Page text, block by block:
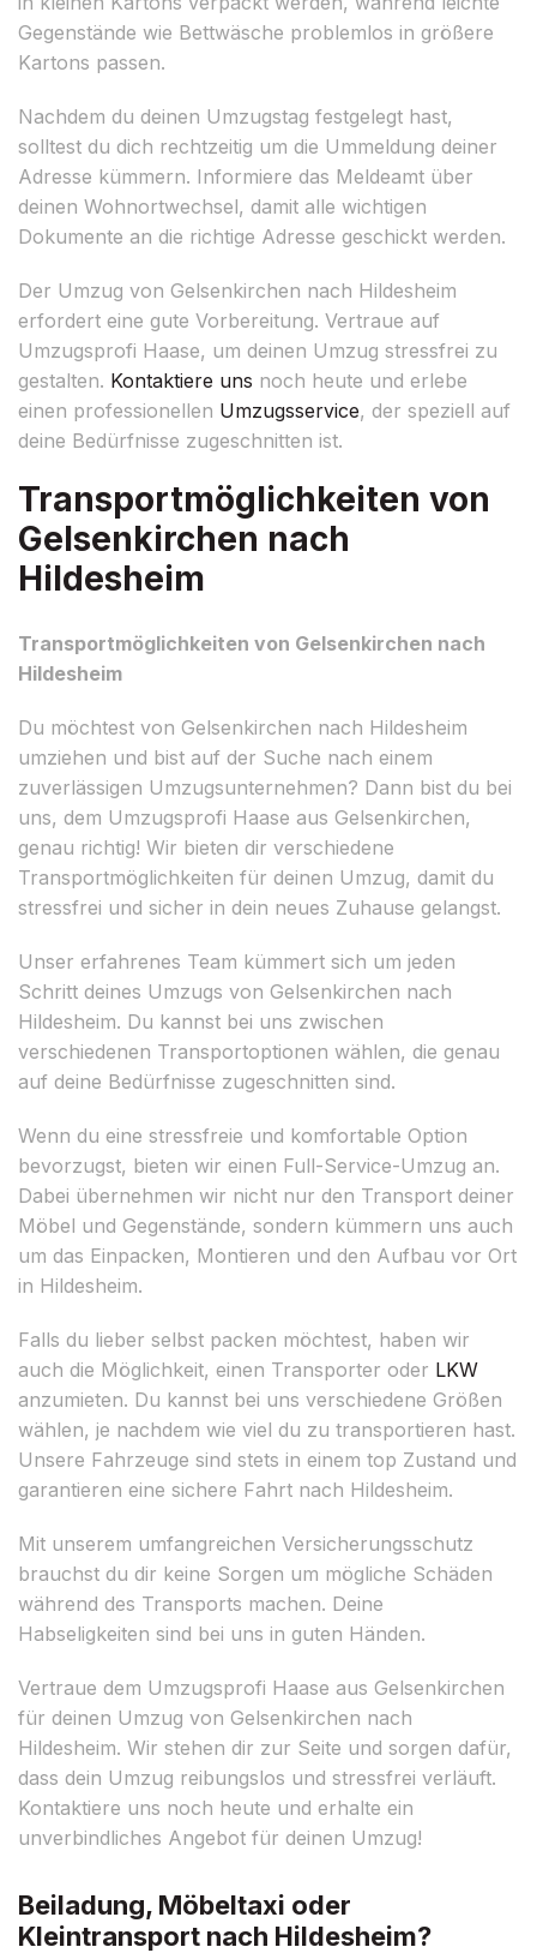
Gegenstände wie Bettwäsche problemlos in größere
Kartons passen.
Nachdem du deinen Umzugstag festgelegt hast,
solltest du dich rechtzeitig um die Ummeldung deiner
Adresse kümmern. Informiere das Meldeamt über
deinen Wohnortwechsel, damit alle wichtigen
Dokumente an die richtige Adresse geschickt werden.
Der Umzug von Gelsenkirchen nach Hildesheim
erfordert eine gute Vorbereitung. Vertraue auf
Umzugsprofi Haase, um deinen Umzug stressfrei zu
gestalten. Kontaktiere uns noch heute und erlebe
einen professionellen Umzugsservice, der speziell auf
deine Bedürfnisse zugeschnitten ist.
Transportmöglichkeiten von
Gelsenkirchen nach
Hildesheim
Transportmöglichkeiten von Gelsenkirchen nach
Hildesheim
Du möchtest von Gelsenkirchen nach Hildesheim
umziehen und bist auf der Suche nach einem
zuverlässigen Umzugsunternehmen? Dann bist du bei
uns, dem Umzugsprofi Haase aus Gelsenkirchen,
genau richtig! Wir bieten dir verschiedene
Transportmöglichkeiten für deinen Umzug, damit du
stressfrei und sicher in dein neues Zuhause gelangst.
Unser erfahrenes Team kümmert sich um jeden
Schritt deines Umzugs von Gelsenkirchen nach
Hildesheim. Du kannst bei uns zwischen
verschiedenen Transportoptionen wählen, die genau
auf deine Bedürfnisse zugeschnitten sind.
Wenn du eine stressfreie und komfortable Option
bevorzugst, bieten wir einen Full-Service-Umzug an.
Dabei übernehmen wir nicht nur den Transport deiner
Möbel und Gegenstände, sondern kümmern uns auch
um das Einpacken, Montieren und den Aufbau vor Ort
in Hildesheim.
Falls du lieber selbst packen möchtest, haben wir
auch die Möglichkeit, einen Transporter oder LKW
anzumieten. Du kannst bei uns verschiedene Größen
wählen, je nachdem wie viel du zu transportieren hast.
Unsere Fahrzeuge sind stets in einem top Zustand und
garantieren eine sichere Fahrt nach Hildesheim.
Mit unserem umfangreichen Versicherungsschutz
brauchst du dir keine Sorgen um mögliche Schäden
während des Transports machen. Deine
Habseligkeiten sind bei uns in guten Händen.
Vertraue dem Umzugsprofi Haase aus Gelsenkirchen
für deinen Umzug von Gelsenkirchen nach
Hildesheim. Wir stehen dir zur Seite und sorgen dafür,
dass dein Umzug reibungslos und stressfrei verläuft.
Kontaktiere uns noch heute und erhalte ein
unverbindliches Angebot für deinen Umzug!
Beiladung, Möbeltaxi oder
Kleintransport nach Hildesheim?